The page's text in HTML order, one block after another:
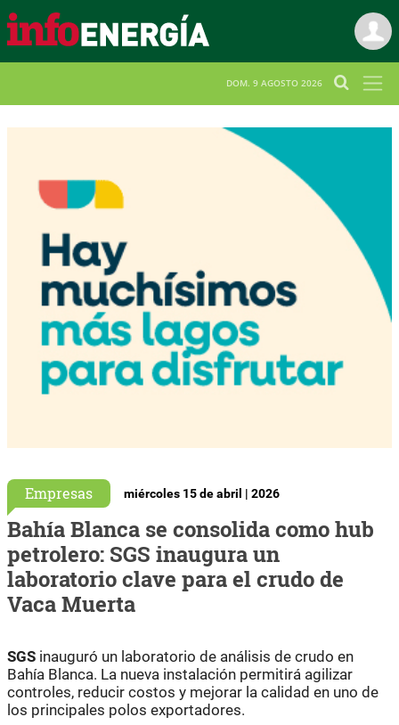
DOM. 9 AGOSTO 2026
Empresas miércoles 15 de abril | 2026
Bahía Blanca se consolida como hub
petrolero: SGS inaugura un
laboratorio clave para el crudo de
Vaca Muerta
SGS inauguró un laboratorio de análisis de crudo en
Bahía Blanca. La nueva instalación permitirá agilizar
controles, reducir costos y mejorar la calidad en uno de
los principales polos exportadores.